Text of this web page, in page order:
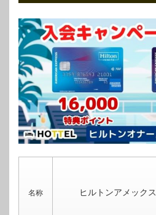
名称 ヒルトンアメックス